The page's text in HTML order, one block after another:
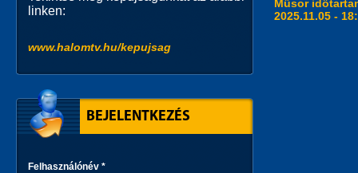
Műsor
2025.11.05 -
linken:
www.halomtv.hu/kepujsag
BEJELENTKEZÉS
Felhasználónév *